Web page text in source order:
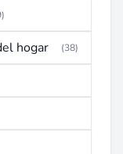
hogar (38)